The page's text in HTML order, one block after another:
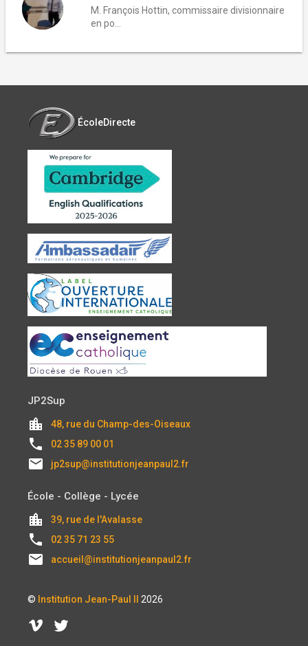
M. François Hottin, commissaire divisionnaire
en po...
ÉcoleDirecte
JP2Sup
location_city 48, rue du Champ-des-Oiseaux
local_phone 02 35 89 00 01
email jp2sup@institutionjeanpaul2.fr
École - Collège - Lycée
location_city 39, rue de l'Avalasse
local_phone 02 35 71 23 55
email accueil@institutionjeanpaul2.fr
© Institution Jean-Paul II 2026